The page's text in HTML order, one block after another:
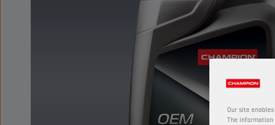
Our site
The information